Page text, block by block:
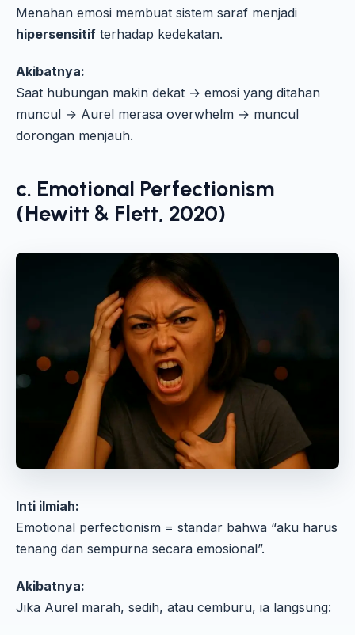
Menahan emosi membuat sistem saraf menjadi
hipersensitif terhadap kedekatan.
Akibatnya:
Saat hubungan makin dekat → emosi yang ditahan
muncul → Aurel merasa overwhelm → muncul
dorongan menjauh.
c. Emotional Perfectionism
(Hewitt & Flett, 2020)
Inti ilmiah:
Emotional perfectionism = standar bahwa “aku harus
tenang dan sempurna secara emosional”.
Akibatnya:
Jika Aurel marah, sedih, atau cemburu, ia langsung: